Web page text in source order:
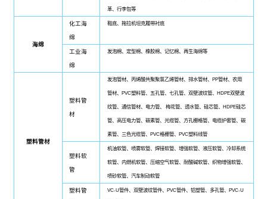
革、行李包等
海绵
化工海
绵
鞋底、拖拉机坦克履带衬底
工业海
绵
发泡棉、定型棉、橡胶棉、记忆棉、再生海绵等
塑料管材
塑料管
材
发泡管材、丙烯酸共聚聚氯乙烯管材、排水管材、PP管材、农用
管材、PVC塑料管、五孔管、七孔管、双壁波纹管、HDPE双壁波
纹管、通信管材、电力管、 梅花管、透水管、硅芯管、HDPE硅芯
管、高压电力管、碳素管、光缆管、方孔栅格管、电缆护套管、碳
素管、三色光缆管、PVC格栅管、PVC塑料线管
塑料软
管
机油软管、喷雾软管、焊接软管、增强软管、液压软管、冷却系统
软管、内燃机软管、压缩空气软管、耐酸碱软管、织物增强软管、
喷砂软管、汽车制动软管
塑料管 VC-U管件、双壁波纹管件、PVC管件、铝塑管、多孔管、PVC-U